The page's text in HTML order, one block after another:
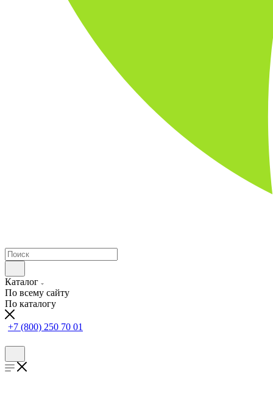
Каталог
По всему сайту
По каталогу
+7 (800) 250 70 01